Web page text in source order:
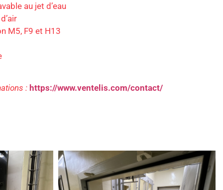
au jet d’eau
M5, F9 et H13
: https://www.ventelis.com/contact/